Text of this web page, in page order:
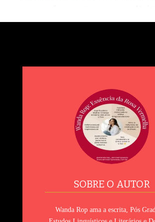
tocar corações pequeninos com versos e
SOBRE O AUTOR
Wanda Rop ama a escrita, Pós